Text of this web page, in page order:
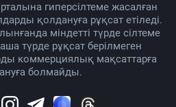
гиперсілтеме жасалған
қолдануға рұқсат етіледі.
міндетті түрде сілтеме
түрде рұқсат берілмеген
коммерциялық мақсаттарға
болмайды.